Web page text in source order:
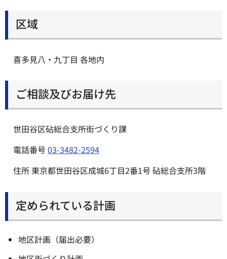
区域
喜多見八・九丁目 各地内
ご相談及びお届け先
世田谷区砧総合支所街づくり課
電話番号03-3482-2594
住所 東京都世田谷区成城6丁目2番1号 砧総合支所3階
定められている計画
地区計画（届出必要）